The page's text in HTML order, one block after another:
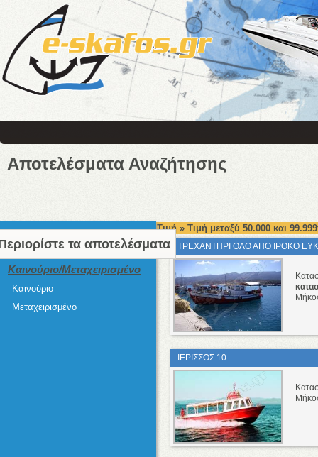
Αποτελέσματα Αναζήτησης
τα αποτελέσματα
Καινούριο/Μεταχειρισμένο
Καινούριο
Μεταχειρισμένο
Τιμή » Τιμή μεταξύ 50.000 και
ΤΡΕΧΑΝΤΗΡΙ ΟΛΟ ΑΠΟ ΙΡΟΚΟ
ΙΕΡΙΣΣΟΣ 10